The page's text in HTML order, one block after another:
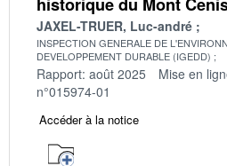
JAXEL-TRUER, Luc-andré
INSPECTION GENERALE DE
DEVELOPPEMENT DURABLE (IGEDD)
Rapport: août 2025 Mise en
n°015974-01
Accéder à la notice